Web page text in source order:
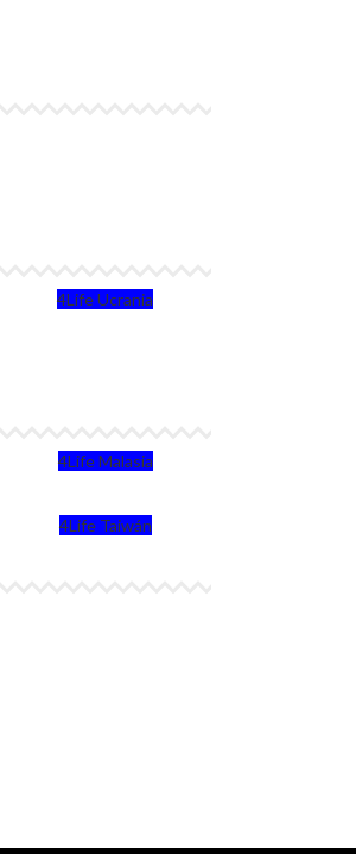
4Life Ucrania
4Life Malasia
4Life Taiwán